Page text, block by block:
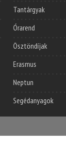
Tantárgyak
Órarend
Ösztöndíjak
Erasmus
Neptun
Segédanyagok